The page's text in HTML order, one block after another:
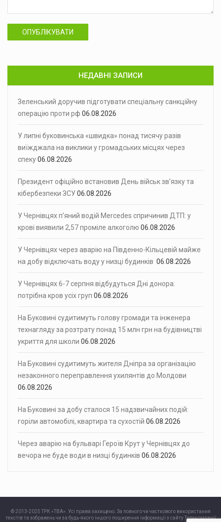
ОПУБЛІКУВАТИ
НЕДАВНІ ЗАПИСИ
Зеленський доручив підготувати спеціальну санкційну
операцію проти рф 06.08.2026
У липні буковинська «швидка» понад тисячу разів
виїжджала на виклики у громадських місцях через
спеку06.08.2026
Президент офіційно встановив День військ зв’язку та
кібербезпеки ЗСУ06.08.2026
У Чернівцях п’яний водій Mercedes спричинив ДТП: у
крові виявили 2,57 проміле алкоголю 06.08.2026
У Чернівцях через аварію на Південно-Кільцевій майже
на добу відключать воду у низці будинків 06.08.2026
У Чернівцях 6-7 серпня відбудуться Дні донора:
потрібна кров усіх груп 06.08.2026
На Буковині судитимуть голову громади та інженера
технагляду за розтрату понад 15 млн грн на будівництві
укриття для школи 06.08.2026
На Буковині судитимуть жителя Дніпра за організацію
незаконного переправлення ухилянтів до Молдови
06.08.2026
На Буковині за добу сталося 15 надзвичайних подій:
горіли автомобілі, квартира та сухостій 06.08.2026
Через аварію на бульварі Героїв Крут у Чернівцях до
вечора не буде води в низці будинків 06.08.2026
© 2013-2025 ТРК «ТВА». Усі права захищено. За повного чи часткового використання
текстів та зображень чи за будь-якого іншого поширення інформації з сайту Телекомпанії